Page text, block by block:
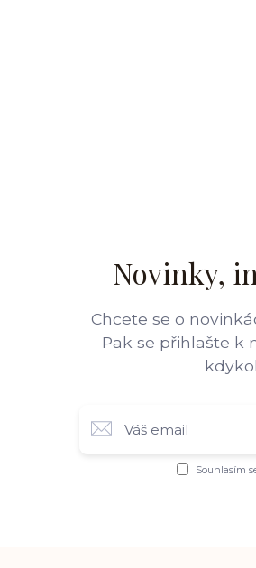
Novinky,
Chcete se o
Pak se přihlašte k
Souhlasím